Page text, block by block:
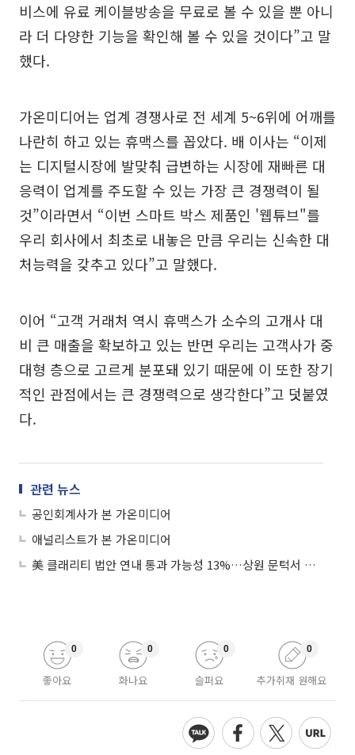
비스에 유료 케이블방송을 무료로 볼 수 있을 뿐 아니
라 더 다양한 기능을 확인해 볼 수 있을 것이다”고 말
했다.
가온미디어는 업계 경쟁사로 전 세계 5~6위에 어깨를
나란히 하고 있는 휴맥스를 꼽았다. 배 이사는 “이제
는 디지털시장에 발맞춰 급변하는 시장에 재빠른 대
응력이 업계를 주도할 수 있는 가장 큰 경쟁력이 될
것”이라면서 “이번 스마트 박스 제품인 '웹튜브"를
우리 회사에서 최초로 내놓은 만큼 우리는 신속한 대
처능력을 갖추고 있다”고 말했다.
이어 “고객 거래처 역시 휴맥스가 소수의 고개사 대
비 큰 매출을 확보하고 있는 반면 우리는 고객사가 중
대형 층으로 고르게 분포돼 있기 때문에 이 또한 장기
적인 관점에서는 큰 경쟁력으로 생각한다”고 덧붙였
다.
관련 뉴스
공인회계사가 본 가온미디어
애널리스트가 본 가온미디어
美 클래리티 법안 연내 통과 가능성 13%…상원 문턱서 제동
좋아요
0
화나요
0
슬퍼요
0
추가취재 원해요
0